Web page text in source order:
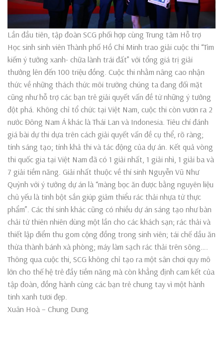
Lần đầu tiên, tập đoàn SCG phối hợp cùng Trung tâm Hỗ trợ
Học sinh sinh viên Thành phố Hồ Chí Minh trao giải cuộc thi “Tìm
kiếm ý tưởng xanh- chữa lành trái đất” với tổng giá trị giải
thưởng lên đến 100 triệu đồng. Cuộc thi nhằm nâng cao nhận
thức về những thách thức môi trường chúng ta đang đối mặt
cũng như hỗ trợ các bạn trẻ giải quyết vấn đề từ những ý tưởng
đột phá. Không chỉ tổ chức tại Việt Nam, cuộc thi còn vươn ra 2
nước Đông Nam Á khác là Thái Lan và Indonesia. Tiêu chí đánh
giá bài dự thi dựa trên cách giải quyết vấn đề cụ thể, rõ ràng;
tính sáng tạo; tính khả thi và tác động của dự án. Kết quả vòng
thi quốc gia tại Việt Nam đã có 1 giải nhất, 1 giải nhì, 1 giải ba và
7 giải tiềm năng. Giải nhất thuộc về thí sinh Nguyễn Vũ Như
Quỳnh với ý tưởng dự án là “màng bọc ăn được bằng nguyên liệu
chủ yếu là tinh bột sắn giúp giảm thiểu rác thải nhựa từ thực
phẩm”. Các thí sinh khác cũng có nhiều dự án sáng tạo như bàn
chải từ thiên nhiên dùng một lần cho các khách sạn; rác thải và
thiết lập điểm thu gom cộng đồng trong sinh viên; tái chế dầu ăn
thừa thành bánh xà phòng; máy làm sạch rác thải trên sông….
Thông qua cuộc thi, SCG không chỉ tạo ra một sân chơi quy mô
lớn cho thế hệ trẻ đầy tiềm năng mà còn khẳng định cam kết của
tập đoàn, đồng hành cùng các bạn trẻ chung tay vì một hành
tinh xanh tươi đẹp.
Xuân Hoà – Chung Dung